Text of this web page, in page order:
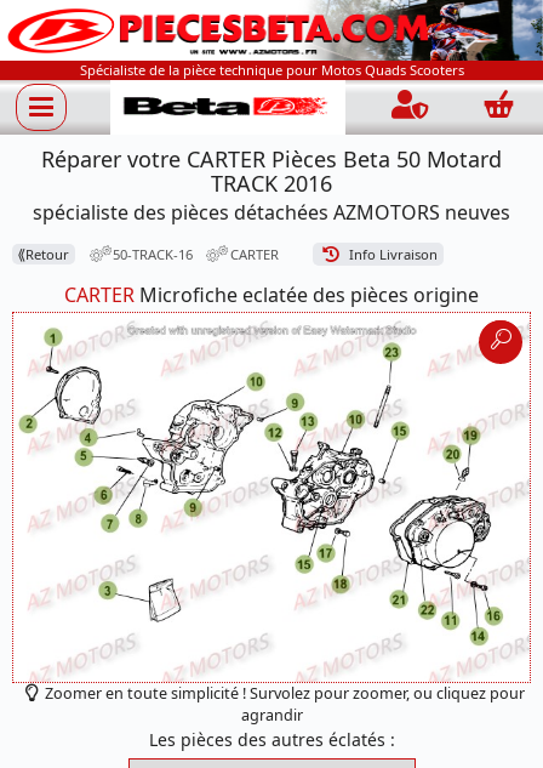
Spécialiste de la pièce technique pour Motos Quads Scooters
Connection
Réparer votre CARTER Pièces Beta 50 Motard
TRACK 2016
spécialiste des pièces détachées AZMOTORS neuves
⟪Retour 50-TRACK-16 CARTER Info Livraison
CARTER Microfiche eclatée des pièces origine
Zoomer en toute simplicité ! Survolez pour zoomer, ou cliquez pour
agrandir
Les pièces des autres éclatés :